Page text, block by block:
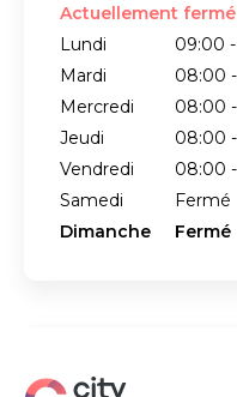
Actuellement fermé
Lundi
09:00
Mardi
08:00
Mercredi
08:00
Jeudi
08:00
Vendredi
08:00
Samedi
Fermé
Dimanche
Fermé